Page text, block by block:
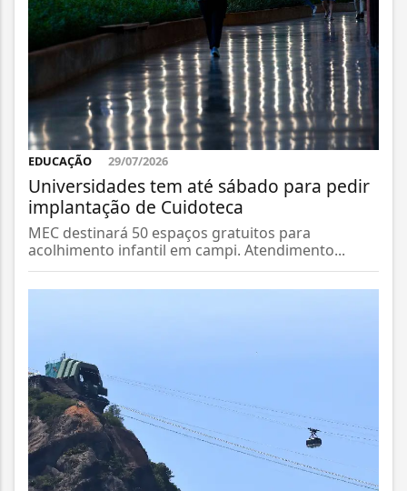
EDUCAÇÃO 29/07/2026
Universidades tem até sábado para pedir
implantação de Cuidoteca
MEC destinará 50 espaços gratuitos para
acolhimento infantil em campi. Atendimento...